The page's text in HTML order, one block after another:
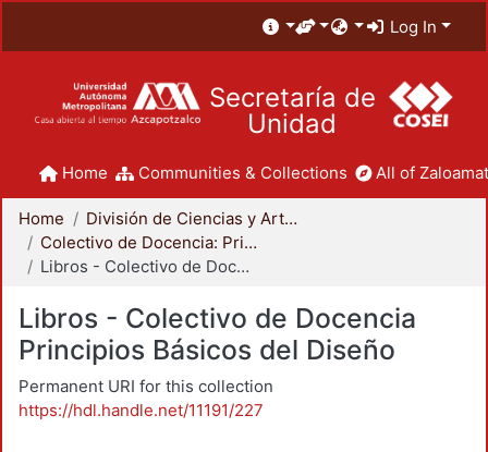
Log In
Secretaría de
Unidad
Home Communities & Collections All of
Home
División de Ciencias y Artes para el Diseño
Colectivo de Docencia: Principios Básicos del Diseño
Libros - Colectivo de Docencia Principios Básicos del Diseño
Libros - Colectivo de Docencia
Principios Básicos del Diseño
Permanent URI for this collection
https://hdl.handle.net/11191/227